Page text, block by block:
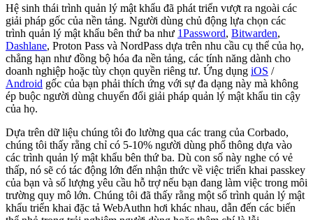
Hệ sinh thái trình quản lý mật khẩu đã phát triển vượt ra ngoài các
giải pháp gốc của nền tảng. Người dùng chủ động lựa chọn các
trình quản lý mật khẩu bên thứ ba như 1Password, Bitwarden,
Dashlane, Proton Pass và NordPass dựa trên nhu cầu cụ thể của họ,
chẳng hạn như đồng bộ hóa đa nền tảng, các tính năng dành cho
doanh nghiệp hoặc tùy chọn quyền riêng tư. Ứng dụng iOS /
Android gốc của bạn phải thích ứng với sự đa dạng này mà không
ép buộc người dùng chuyển đổi giải pháp quản lý mật khẩu tin cậy
của họ.
Dựa trên dữ liệu chúng tôi đo lường qua các trang của Corbado,
chúng tôi thấy rằng chỉ có 5-10% người dùng phổ thông dựa vào
các trình quản lý mật khẩu bên thứ ba. Dù con số này nghe có vẻ
thấp, nó sẽ có tác động lớn đến nhận thức về việc triển khai passkey
của bạn và số lượng yêu cầu hỗ trợ nếu bạn đang làm việc trong môi
trường quy mô lớn. Chúng tôi đã thấy rằng một số trình quản lý mật
khẩu triển khai đặc tả WebAuthn hơi khác nhau, dẫn đến các biến